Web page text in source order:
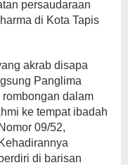
persaudaraan
di Kota Tapis
akrab disapa
Panglima
dalam
ke tempat ibadah
09/52,
di barisan